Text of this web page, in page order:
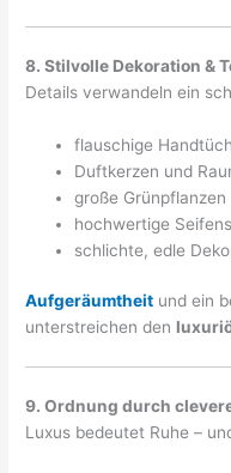
8. Stilvolle Dekoration &
Details verwandeln ein
flauschige
Duftkerzen und
große Grünpflanzen
hochwertige
schlichte, edle
Aufgeräumtheit und ein
unterstreichen den
9. Ordnung durch
Luxus bedeutet Ruhe –